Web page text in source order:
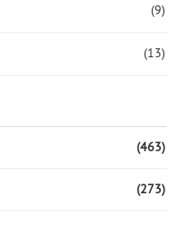
(9)
(13)
(463)
(273)